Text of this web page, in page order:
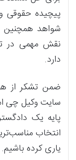
پیچیده حقوقی
شواهد همچنین
نقش مهمی در
دارد.
ضمن تشکر از
سایت وکیل چی
پایه یک
انتخاب
یاری کرده باشیم.